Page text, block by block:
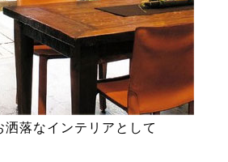
洒落なインテリアとして